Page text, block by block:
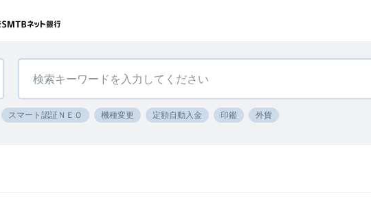
スマート認証ＮＥＯ 機種変更 定額自動入金 印鑑 外貨